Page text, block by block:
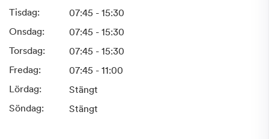
Tisdag:
07:45 - 15:30
Onsdag:
07:45 - 15:30
Torsdag:
07:45 - 15:30
Fredag:
07:45 - 11:00
Lördag:
Stängt
Söndag:
Stängt